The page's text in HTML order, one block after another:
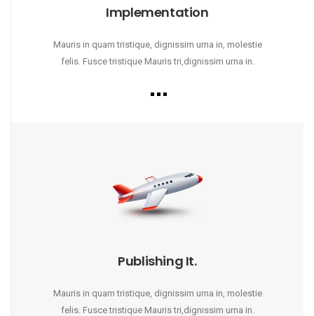
Implementation
Mauris in quam tristique, dignissim urna in, molestie
felis. Fusce tristique Mauris tri,dignissim urna in.
Publishing It.
Mauris in quam tristique, dignissim urna in, molestie
felis. Fusce tristique Mauris tri,dignissim urna in.